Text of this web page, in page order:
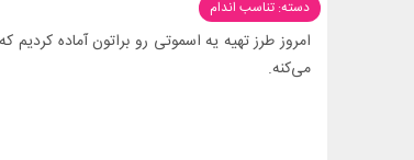
دسته: تناسب اندام
امروز طرز تهیه یه اسموتی رو براتون آماده
می‌کنه.